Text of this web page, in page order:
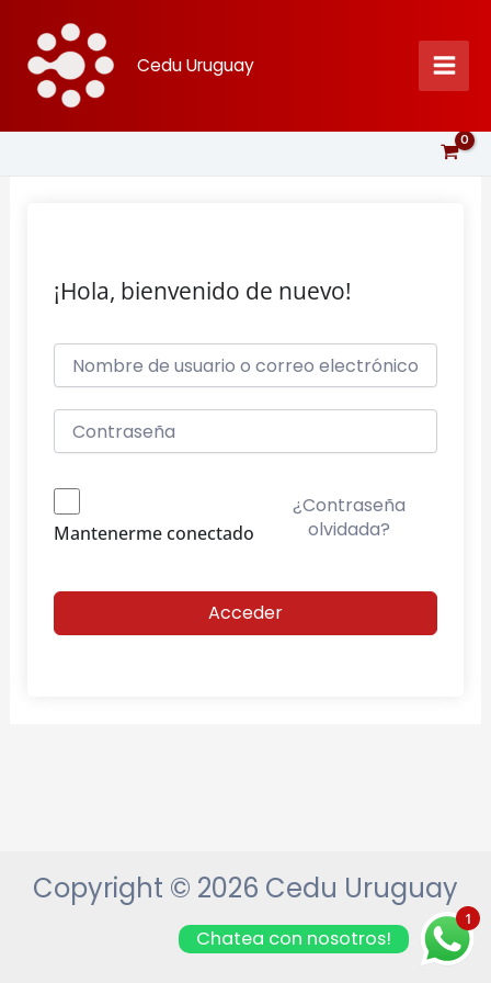
contenido
Cedu Uruguay
¡Hola, bienvenido de nuevo!
Mantenerme conectado
¿Contraseña
olvidada?
Acceder
Copyright © 2026 Cedu Uruguay
1
Chatea con nosotros!